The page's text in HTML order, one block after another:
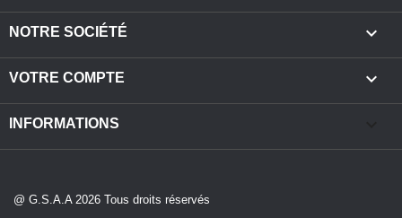
NOTRE SOCIÉTÉ 
VOTRE COMPTE 
INFORMATIONS
@ G.S.A.A 2026 Tous droits réservés